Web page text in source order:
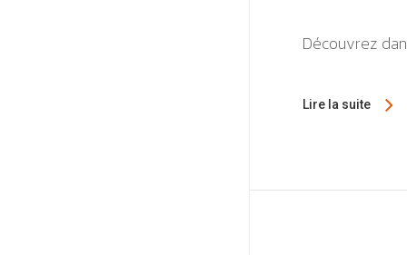
Découvrez
Lire la suite